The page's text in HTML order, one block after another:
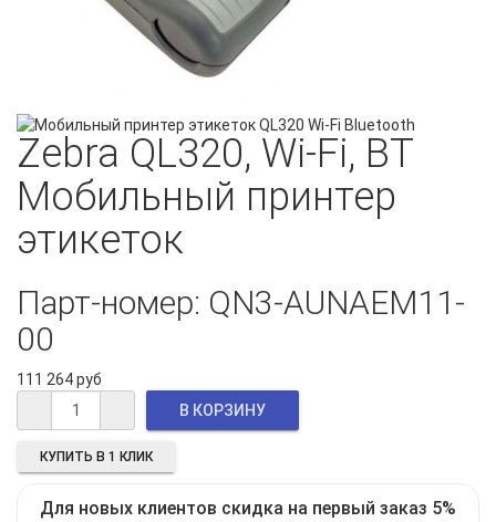
Zebra QL320, Wi-Fi, BT
Мобильный принтер
этикеток
Парт-номер: QN3-AUNAEM11-
00
111 264 руб
КУПИТЬ В 1 КЛИК
Для новых клиентов скидка на первый заказ 5%